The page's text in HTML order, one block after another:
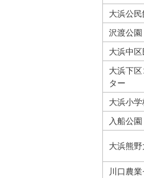
大浜公民
沢渡公園
大浜中
大浜下
ター
大浜小学
入船公園
大浜熊
川口農